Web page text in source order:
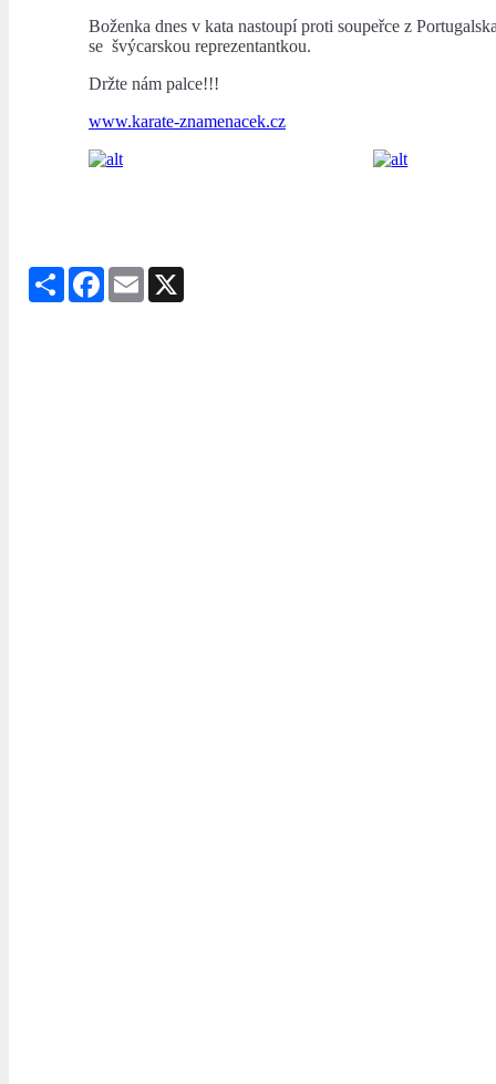
Boženka dnes v kata nastoupí proti soupeřce z
se švýcarskou reprezentantkou.
Držte nám palce!!!
www.karate-znamenacek.cz
Share Facebook
Email